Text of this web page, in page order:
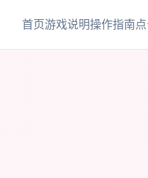
首页游戏说明操作指南